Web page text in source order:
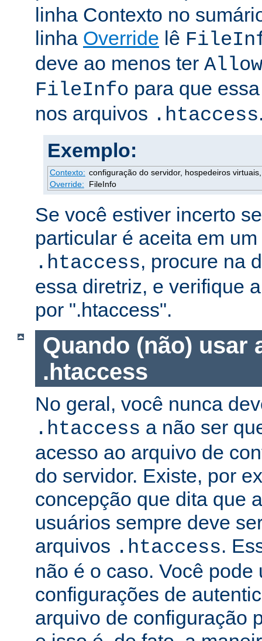
linha Contexto no
linha Override lê
deve ao menos ter
FileInfo para que
nos arquivos .htaccess
Exemplo:
Contexto: configuração do servidor, hospedeiros
Override:
FileInfo
Se você estiver incerto
particular é aceita em
.htaccess, procure na
essa diretriz, e verifique
por ".htaccess".
Quando (não) usar
.htaccess
No geral, você nunca
.htaccess a não ser
acesso ao arquivo de
do servidor. Existe, por
concepção que dita que
usuários sempre deve
arquivos .htaccess.
não é o caso. Você pode
configurações de
arquivo de configuração